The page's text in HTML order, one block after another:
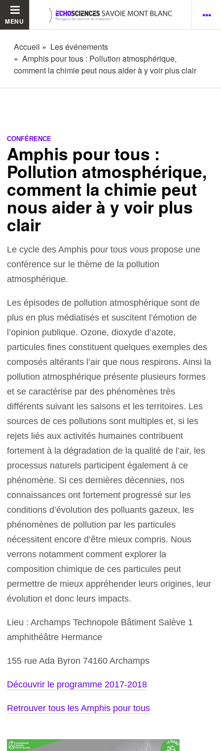
MENU
Accueil
Les événements
Amphis pour tous : Pollution atmosphérique,
comment la chimie peut nous aider à y voir plus clair
CONFÉRENCE
Amphis pour tous :
Pollution atmosphérique,
comment la chimie peut
nous aider à y voir plus
clair
Le cycle des Amphis pour tous vous propose une
conférence sur le thème de la pollution
atmosphérique.
Les épisodes de pollution atmosphérique sont de
plus en plus médiatisés et suscitent l’émotion de
l’opinion publique. Ozone, dioxyde d’azote,
particules fines constituent quelques exemples des
composés altérants l’air que nous respirons. Ainsi la
pollution atmosphérique présente plusieurs formes
et se caractérise par des phénomènes très
différents suivant les saisons et les territoires. Les
sources de ces pollutions sont multiples et, si les
rejets liés aux activités humaines contribuent
fortement à la dégradation de la qualité de l’air, les
processus naturels participent également à ce
phénomène. Si ces dernières décennies, nos
connaissances ont fortement progressé sur les
conditions d’évolution des polluants gazeux, les
phénomènes de pollution par les particules
nécessitent encore d’être mieux compris. Nous
verrons notamment comment explorer la
composition chimique de ces particules peut
permettre de mieux appréhender leurs origines, leur
évolution et donc leurs impacts.
Lieu : Archamps Technopole Bâtiment Salève 1
amphithéâtre Hermance
155 rue Ada Byron 74160 Archamps
Découvrir le programme 2017-2018
Retrouver tous les Amphis pour tous